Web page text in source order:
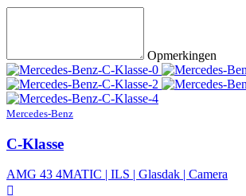
Opmerkingen
Mercedes-Benz
C-Klasse
AMG 43 4MATIC | ILS | Glasdak | Camera